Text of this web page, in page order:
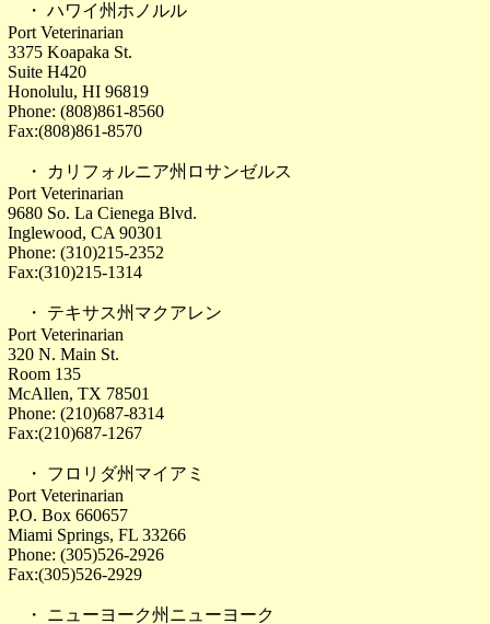
・ ハワイ州ホノルル
Port Veterinarian
3375 Koapaka St.
Suite H420
Honolulu, HI 96819
Phone: (808)861-8560
Fax:(808)861-8570
・ カリフォルニア州ロサンゼルス
Port Veterinarian
9680 So. La Cienega Blvd.
Inglewood, CA 90301
Phone: (310)215-2352
Fax:(310)215-1314
・ テキサス州マクアレン
Port Veterinarian
320 N. Main St.
Room 135
McAllen, TX 78501
Phone: (210)687-8314
Fax:(210)687-1267
・ フロリダ州マイアミ
Port Veterinarian
P.O. Box 660657
Miami Springs, FL 33266
Phone: (305)526-2926
Fax:(305)526-2929
・ ニューヨーク州ニューヨーク